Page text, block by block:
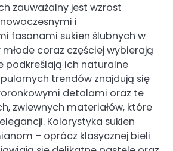
zauważalny jest wzrost
i
fasonami sukien ślubnych w
młode coraz częściej wybierają
podkreślają ich naturalne
trendów znajdują się
detalami oraz te
zwiewnych materiałów, które
Kolorystyka sukien
– oprócz klasycznej bieli